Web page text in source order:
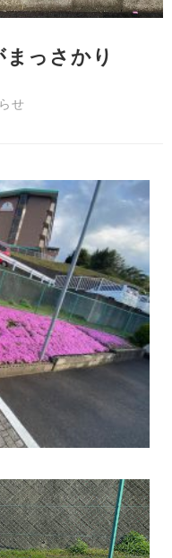
っさかり
せ